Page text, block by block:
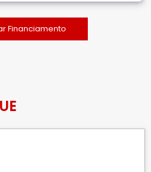
Financiamento